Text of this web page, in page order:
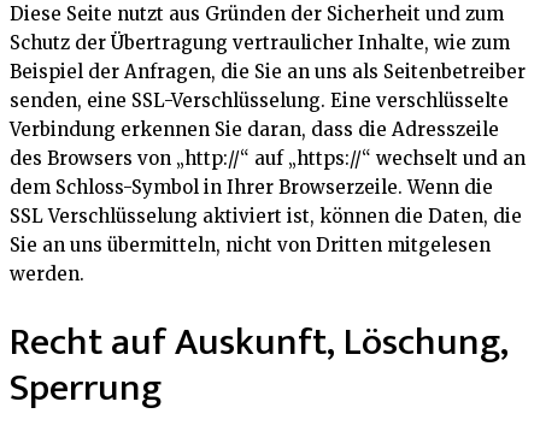
Diese Seite nutzt aus Gründen der Sicherheit und zum
Schutz der Übertragung vertraulicher Inhalte, wie zum
Beispiel der Anfragen, die Sie an uns als Seitenbetreiber
senden, eine SSL-Verschlüsselung. Eine verschlüsselte
Verbindung erkennen Sie daran, dass die Adresszeile
des Browsers von „http://“ auf „https://“ wechselt und an
dem Schloss-Symbol in Ihrer Browserzeile. Wenn die
SSL Verschlüsselung aktiviert ist, können die Daten, die
Sie an uns übermitteln, nicht von Dritten mitgelesen
werden.
Recht auf Auskunft, Löschung,
Sperrung